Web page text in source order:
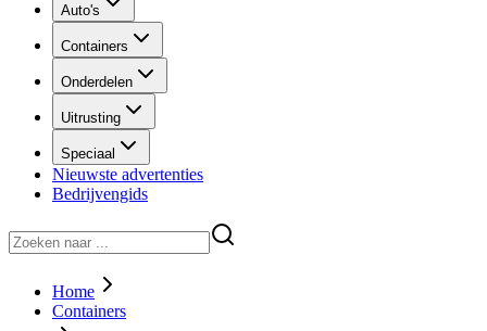
Auto's
Containers
Onderdelen
Uitrusting
Speciaal
Nieuwste advertenties
Bedrijvengids
Home
Containers